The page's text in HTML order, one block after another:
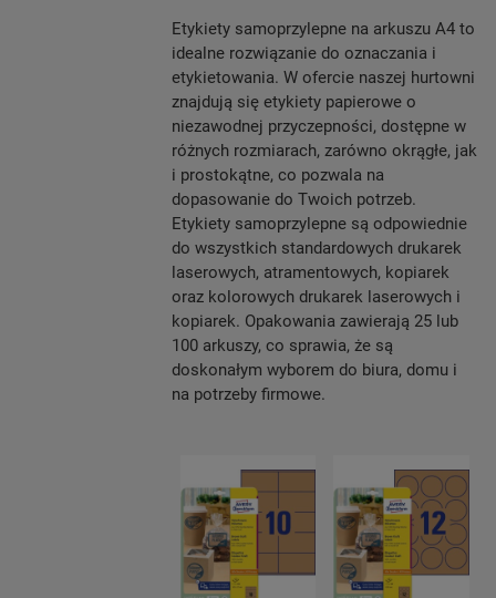
Etykiety samoprzylepne na arkuszu A4 to
idealne rozwiązanie do oznaczania i
etykietowania. W ofercie naszej hurtowni
znajdują się etykiety papierowe o
niezawodnej przyczepności, dostępne w
różnych rozmiarach, zarówno okrągłe, jak
i prostokątne, co pozwala na
dopasowanie do Twoich potrzeb.
Etykiety samoprzylepne są odpowiednie
do wszystkich standardowych drukarek
laserowych, atramentowych, kopiarek
oraz kolorowych drukarek laserowych i
kopiarek. Opakowania zawierają 25 lub
100 arkuszy, co sprawia, że są
doskonałym wyborem do biura, domu i
na potrzeby firmowe.